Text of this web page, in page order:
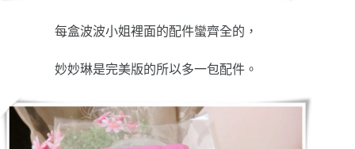
每盒波波小姐裡面的配件蠻齊全的，
妙妙琳是完美版的所以多一包配件。